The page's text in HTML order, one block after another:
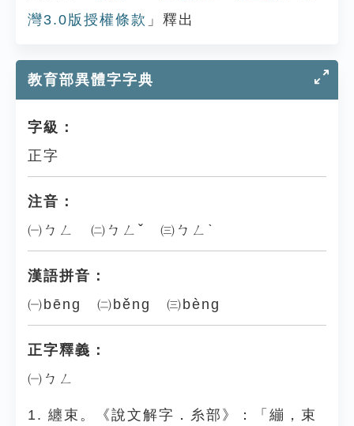
灣3.0版授權條款 」釋出
教育部異體字字典
字級：
正字
注音：
㈠ㄅㄥ ㈡ㄅㄥˇ ㈢ㄅㄥˋ
漢語拼音：
㈠bēng ㈡běng ㈢bèng
正字釋義：
㈠ㄅㄥ
1. 纏束。《說文解字．糸部》：「繃，束